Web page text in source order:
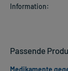
Information:
Passende
Medikamente